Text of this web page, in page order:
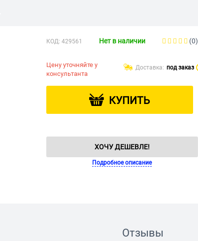
КОД: 429561 Нет в наличии (0)
Цену уточняйте у
консультанта
Доставка: под заказ
КУПИТЬ
ХОЧУ ДЕШЕВЛЕ!
Подробное описание
Отзывы